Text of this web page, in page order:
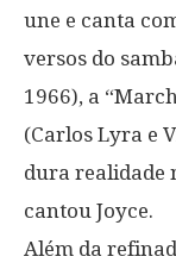
une e canta
versos do
1966), a
(Carlos Lyra e
dura realidade
cantou Joyce.
Além da